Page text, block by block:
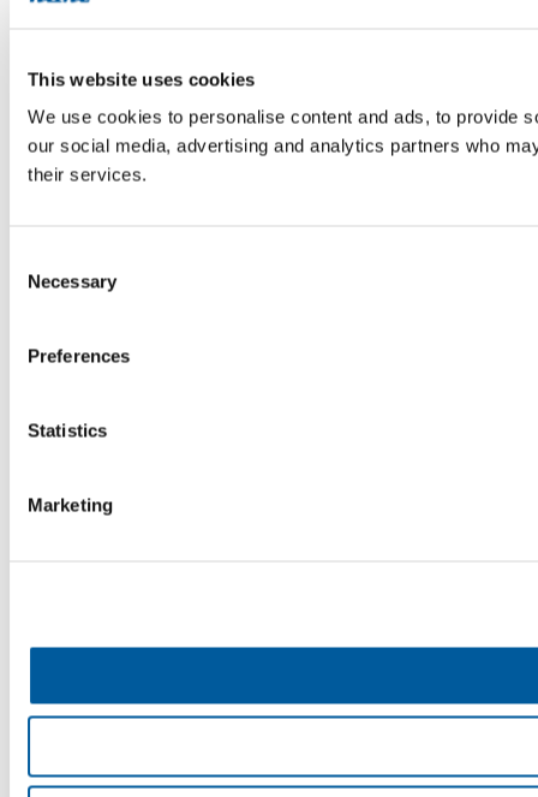
This website uses cookies
We use cookies to personalise content and ads, to provide
our social media, advertising and analytics partners who
their services.
Selection
Necessary
Preferences
Statistics
Marketing